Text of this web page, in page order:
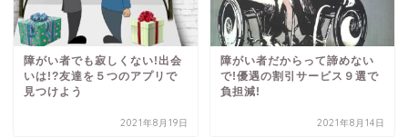
障がい者でも寂しくない!出会
いは!?友達を５つのアプリで
見つけよう
2021年8月19日
障がい者だからって諦めない
で!優遇の割引サービス９選で
負担減!
2021年8月14日